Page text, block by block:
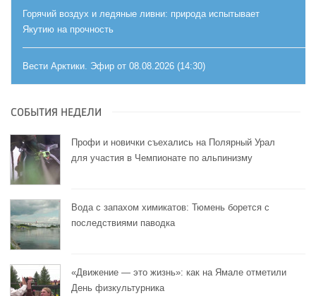
Горячий воздух и ледяные ливни: природа испытывает
Якутию на прочность
Вести Арктики. Эфир от 08.08.2026 (14:30)
СОБЫТИЯ НЕДЕЛИ
Профи и новички съехались на Полярный Урал
для участия в Чемпионате по альпинизму
Вода с запахом химикатов: Тюмень борется с
последствиями паводка
«Движение — это жизнь»: как на Ямале отметили
День физкультурника